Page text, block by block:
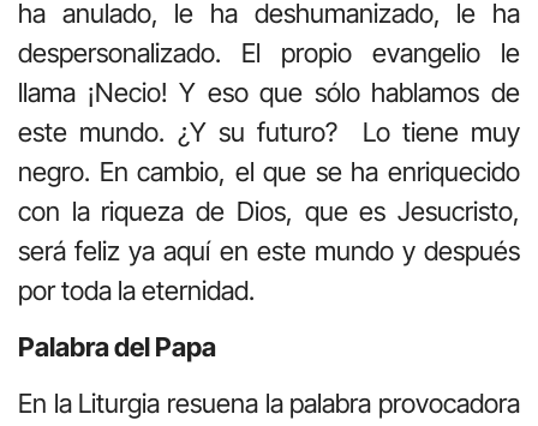
ha anulado, le ha deshumanizado, le ha
despersonalizado. El propio evangelio le
llama ¡Necio! Y eso que sólo hablamos de
este mundo. ¿Y su futuro? Lo tiene muy
negro. En cambio, el que se ha enriquecido
con la riqueza de Dios, que es Jesucristo,
será feliz ya aquí en este mundo y después
por toda la eternidad.
Palabra del Papa
En la Liturgia resuena la palabra provocadora